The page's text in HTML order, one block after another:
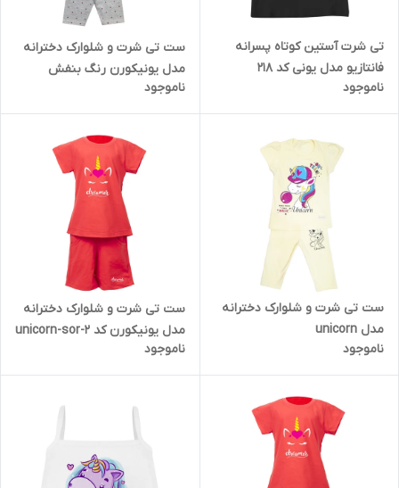
تی شرت آستین کوتاه پسرانه
فانتازیو مدل یونی کد 218
ناموجود
ست تی شرت و شلوارک دخترانه
مدل یونیکورن رنگ بنفش
ناموجود
ست تی شرت و شلوارک دخترانه
مدل unicorn
ناموجود
ست تی شرت و شلوارک دخترانه
مدل یونیکورن کد unicorn-sor-2
ناموجود